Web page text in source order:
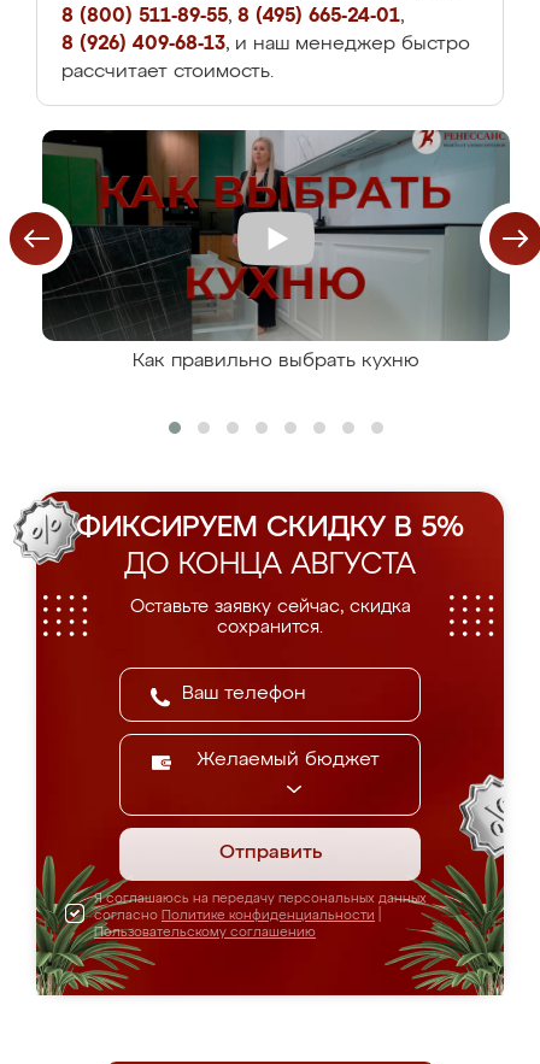
8 (800) 511-89-55, 8 (495) 665-24-01,
8 (926) 409-68-13, и наш менеджер быстро
рассчитает стоимость.
Как правильно выбрать кухню
ФИКСИРУЕМ СКИДКУ В 5%
ДО КОНЦА АВГУСТА
Оставьте заявку сейчас, скидка
сохранится.
Желаемый бюджет
Отправить
Я соглашаюсь на передачу персональных данных
согласно Политике конфиденциальности
Пользовательскому соглашению